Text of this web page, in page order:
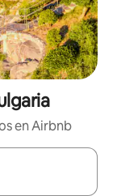
en Airbnb
con las